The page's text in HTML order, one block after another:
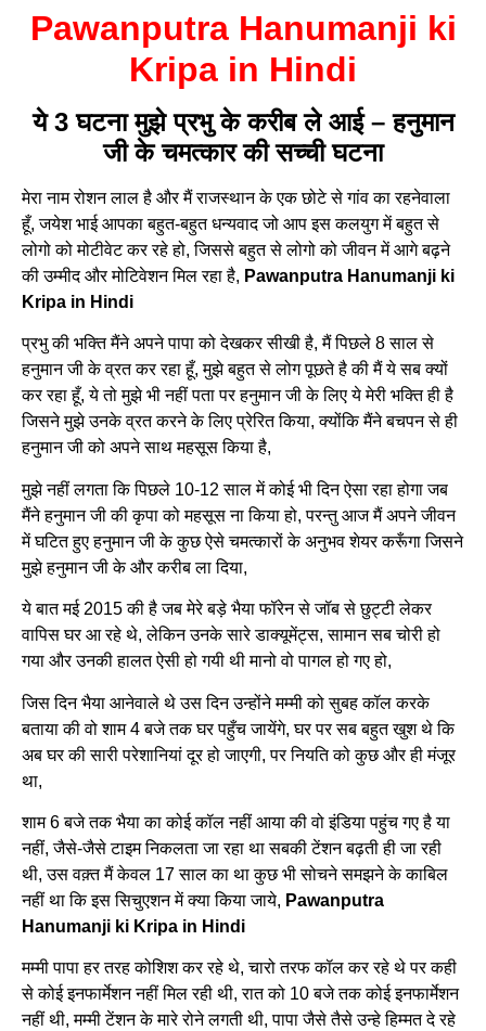
Pawanputra Hanumanji ki
Kripa in Hindi
ये 3 घटना मुझे प्रभु के करीब ले आई – हनुमान
जी के चमत्कार की सच्ची घटना
मेरा नाम रोशन लाल है और मैं राजस्थान के एक छोटे से गांव का रहनेवाला
हूँ, जयेश भाई आपका बहुत-बहुत धन्यवाद जो आप इस कलयुग में बहुत से
लोगो को मोटीवेट कर रहे हो, जिससे बहुत से लोगो को जीवन में आगे बढ़ने
की उम्मीद और मोटिवेशन मिल रहा है, Pawanputra Hanumanji ki
Kripa in Hindi
प्रभु की भक्ति मैंने अपने पापा को देखकर सीखी है, मैं पिछले 8 साल से
हनुमान जी के व्रत कर रहा हूँ, मुझे बहुत से लोग पूछते है की मैं ये सब क्यों
कर रहा हूँ, ये तो मुझे भी नहीं पता पर हनुमान जी के लिए ये मेरी भक्ति ही है
जिसने मुझे उनके व्रत करने के लिए प्रेरित किया, क्योंकि मैंने बचपन से ही
हनुमान जी को अपने साथ महसूस किया है,
मुझे नहीं लगता कि पिछले 10-12 साल में कोई भी दिन ऐसा रहा होगा जब
मैंने हनुमान जी की कृपा को महसूस ना किया हो, परन्तु आज मैं अपने जीवन
में घटित हुए हनुमान जी के कुछ ऐसे चमत्कारों के अनुभव शेयर करूँगा जिसने
मुझे हनुमान जी के और करीब ला दिया,
ये बात मई 2015 की है जब मेरे बड़े भैया फॉरेन से जॉब से छुट्टी लेकर
वापिस घर आ रहे थे, लेकिन उनके सारे डाक्यूमेंट्स, सामान सब चोरी हो
गया और उनकी हालत ऐसी हो गयी थी मानो वो पागल हो गए हो,
जिस दिन भैया आनेवाले थे उस दिन उन्होंने मम्मी को सुबह कॉल करके
बताया की वो शाम 4 बजे तक घर पहुँच जायेंगे, घर पर सब बहुत खुश थे कि
अब घर की सारी परेशानियां दूर हो जाएगी, पर नियति को कुछ और ही मंजूर
था,
शाम 6 बजे तक भैया का कोई कॉल नहीं आया की वो इंडिया पहुंच गए है या
नहीं, जैसे-जैसे टाइम निकलता जा रहा था सबकी टेंशन बढ़ती ही जा रही
थी, उस वक़्त मैं केवल 17 साल का था कुछ भी सोचने समझने के काबिल
नहीं था कि इस सिचुएशन में क्या किया जाये, Pawanputra
Hanumanji ki Kripa in Hindi
मम्मी पापा हर तरह कोशिश कर रहे थे, चारो तरफ कॉल कर रहे थे पर कही
से कोई इनफार्मेशन नहीं मिल रही थी, रात को 10 बजे तक कोई इनफार्मेशन
नहीं थी, मम्मी टेंशन के मारे रोने लगती थी, पापा जैसे तैसे उन्हे हिम्मत दे रहे